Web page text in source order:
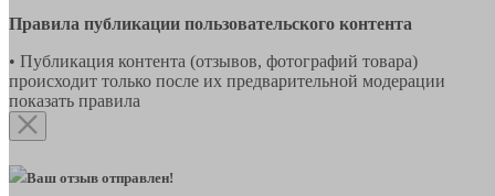
Правила публикации пользовательского контента
• Публикация контента (отзывов, фотографий товара)
происходит только после их предварительной модерации
показать правила
Ваш отзыв отправлен!